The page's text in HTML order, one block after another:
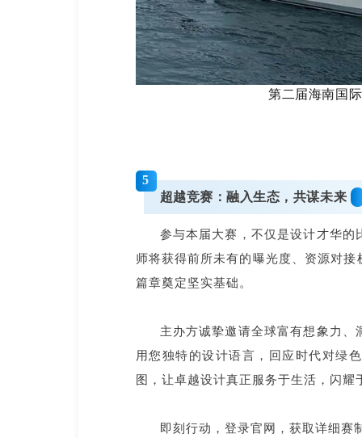
第二届海南国
5
超越竞赛：融入生态，共谋未来
参与本届大赛，不仅是设计才华
师将获得前所未有的曝光度、资源对
篇章奠定坚实基础。
主办方诚挚邀请全球富有想象力
用您独特的设计语言，回应时代对绿
图，让卓越设计真正服务于生活，闪耀
即刻行动，登录官网，获取详细赛